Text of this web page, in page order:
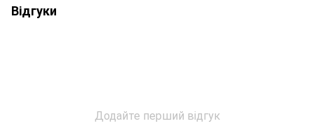
Відгуки
Додайте перший відгук